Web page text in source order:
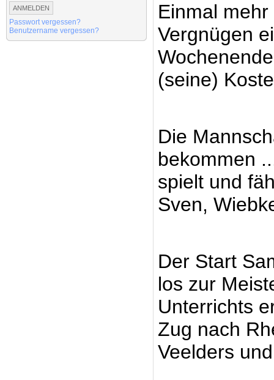
Passwort vergessen?
Benutzername vergessen?
Einmal
Vergnügen
(seine)
Die
bekommen
spielt und
Sven,
Der Start
los zur
Unterrichts
Zug nach
Veelders